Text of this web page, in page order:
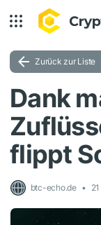
Zurück zur Liste
Dank
flippt
btc-echo.de